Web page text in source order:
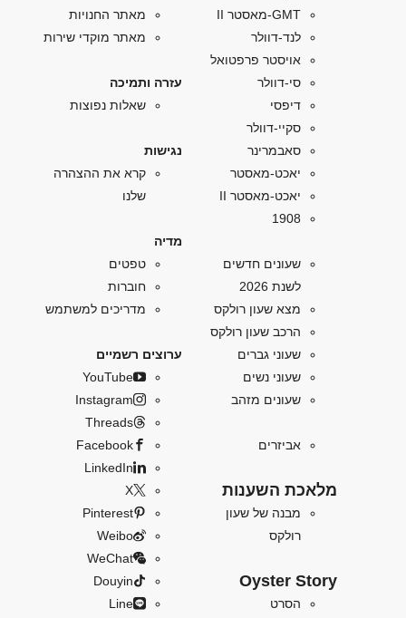
GMT-מאסטר II
לנד-דוולר
אויסטר פרפטואל
סי-דוולר
דיפסי
סקיי-דוולר
סאבמרינר
יאכט-מאסטר
יאכט-מאסטר II
1908
שעונים חדשים
לשנת 2026
מצא שעון רולקס
הרכב שעון רולקס
שעוני גברים
שעוני נשים
שעונים מזהב
אביזרים
מלאכת השענות
מבנה של שעון
רולקס
Oyster Story
הסרט
מאתר החנויות
מאתר מוקדי שירות
עזרה ותמיכה
שאלות נפוצות
נגישות
קרא את ההצהרה
שלנו
מדיה
טפטים
חוברות
מדריכים למשתמש
ערוצים רשמיים
YouTube
Instagram
Threads
Facebook
LinkedIn
X
Pinterest
Weibo
WeChat
Douyin
Line